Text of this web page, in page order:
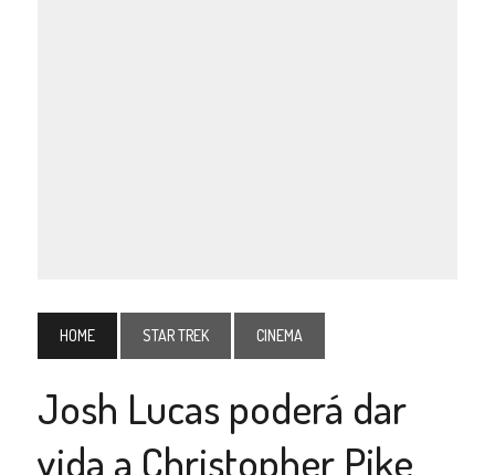
HOME STAR TREK CINEMA
Josh Lucas poderá dar
vida a Christopher Pike